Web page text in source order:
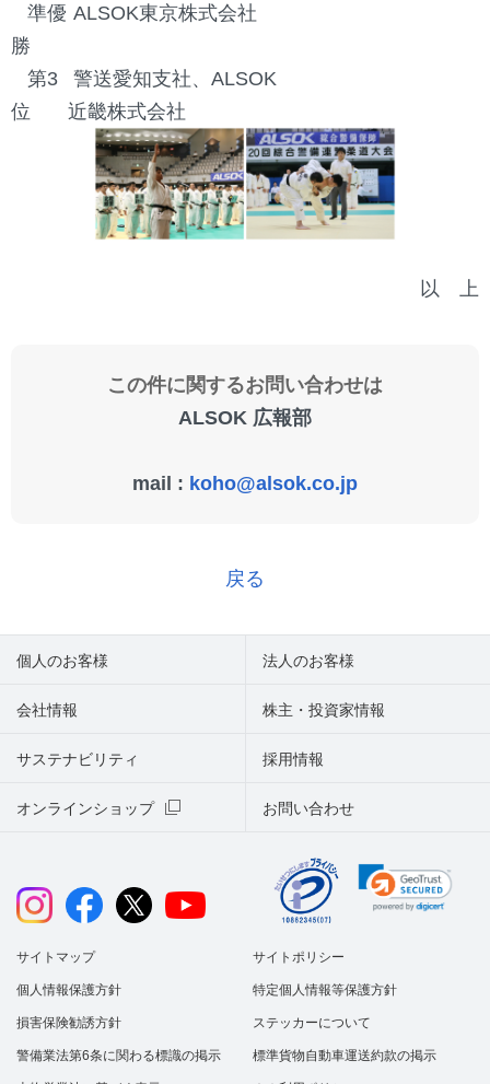
準優
勝
ALSOK東京株式会社
第3
位
警送愛知支社、ALSOK
近畿株式会社
以 上
この件に関するお問い合わせは
ALSOK 広報部
mail : koho@alsok.co.jp
戻る
個人のお客様 法人のお客様
会社情報 株主・投資家情報
サステナビリティ
オンラインショップ お問い合わせ
採用情報
サイトマップ サイトポリシー
個人情報保護方針 特定個人情報等保護方針
損害保険勧誘方針 ステッカーについて
警備業法第6条に関わる標識の掲示 標準貨物自動車運送約款の掲示